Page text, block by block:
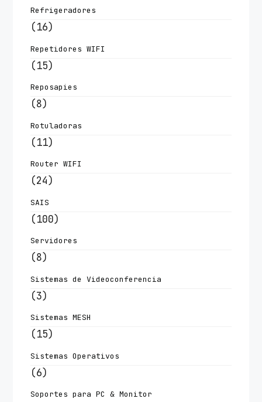
Refrigeradores
(16)
Repetidores WIFI
(15)
Reposapies
(8)
Rotuladoras
(11)
Router WIFI
(24)
SAIS
(100)
Servidores
(8)
Sistemas de Videoconferencia
(3)
Sistemas MESH
(15)
Sistemas Operativos
(6)
Soportes para PC & Monitor